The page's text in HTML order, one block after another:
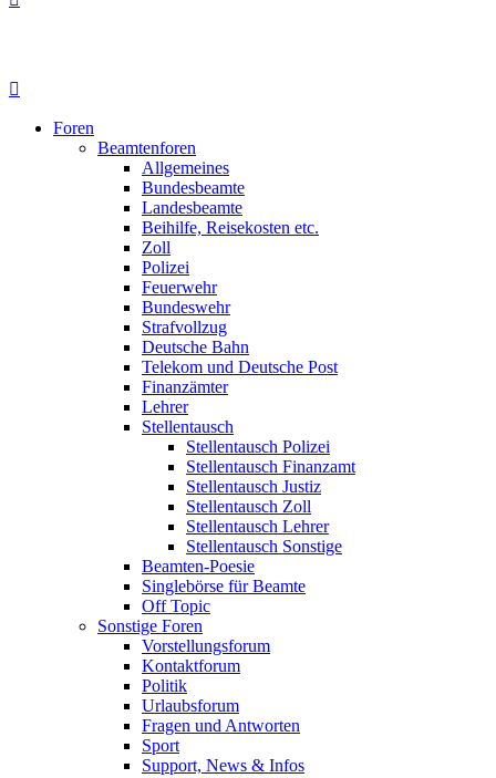
Foren
Beamtenforen
Allgemeines
Bundesbeamte
Landesbeamte
Beihilfe, Reisekosten etc.
Zoll
Polizei
Feuerwehr
Bundeswehr
Strafvollzug
Deutsche Bahn
Telekom und Deutsche Post
Finanzämter
Lehrer
Stellentausch
Stellentausch Polizei
Stellentausch Finanzamt
Stellentausch Justiz
Stellentausch Zoll
Stellentausch Lehrer
Stellentausch Sonstige
Beamten-Poesie
Singlebörse für Beamte
Off Topic
Sonstige Foren
Vorstellungsforum
Kontaktforum
Politik
Urlaubsforum
Fragen und Antworten
Sport
Support, News & Infos